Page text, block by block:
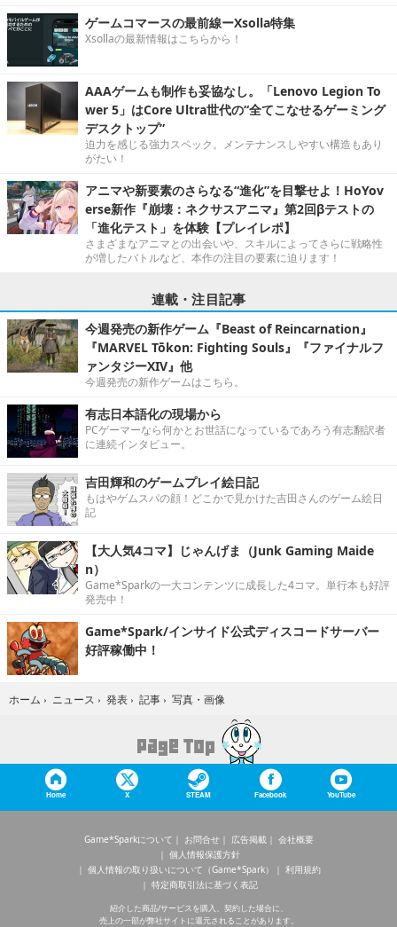
ゲームコマースの最前線ーXsolla特集
Xsollaの最新情報はこちらから！
AAAゲームも制作も妥協なし。「Lenovo Legion To
wer 5」はCore Ultra世代の“全てこなせるゲーミング
デスクトップ”
迫力を感じる強力スペック。メンテナンスしやすい構造もあり
がたい！
アニマや新要素のさらなる“進化”を目撃せよ！HoYov
erse新作『崩壊：ネクサスアニマ』第2回βテストの
「進化テスト」を体験【プレイレポ】
さまざまなアニマとの出会いや、スキルによってさらに戦略性
が増したバトルなど、本作の注目の要素に迫ります！
連載・注目記事
今週発売の新作ゲーム『Beast of Reincarnation』
『MARVEL Tōkon: Fighting Souls』『ファイナルフ
ァンタジーXIV』他
今週発売の新作ゲームはこちら。
有志日本語化の現場から
PCゲーマーなら何かとお世話になっているであろう有志翻訳者
に連続インタビュー。
吉田輝和のゲームプレイ絵日記
もはやゲムスパの顔！どこかで見かけた吉田さんのゲーム絵日
記
【大人気4コマ】じゃんげま（Junk Gaming Maide
n）
Game*Sparkの一大コンテンツに成長した4コマ。単行本も好評
発売中！
Game*Spark/インサイド公式ディスコードサーバー
好評稼働中！
ホーム › ニュース › 発表 › 記事 › 写真・画像
Home X STEAM Facebook YouTube
Game*Sparkについて お問合せ 広告掲載
会社概要
個人情報保護方針
個人情報の取り扱いについて（Game*Spark）
利用規約
特定商取引法に基づく表記
紹介した商品/サービスを購入、契約した場合に、
売上の一部が弊社サイトに還元されることがあります。